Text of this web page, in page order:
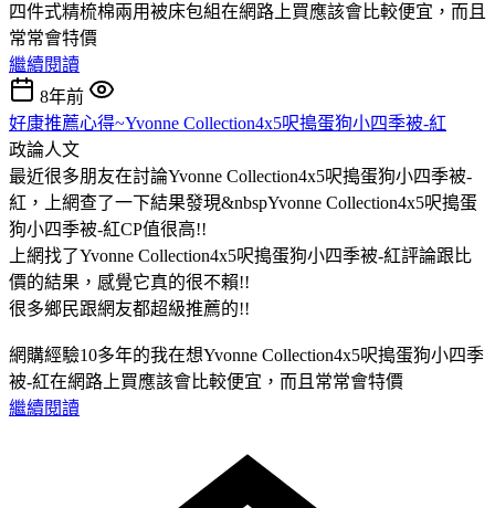
四件式精梳棉兩用被床包組在網路上買應該會比較便宜，而且
常常會特價
繼續閱讀
8年前
好康推薦心得~Yvonne Collection4x5呎搗蛋狗小四季被-紅
政論人文
最近很多朋友在討論Yvonne Collection4x5呎搗蛋狗小四季被-
紅，上網查了一下結果發現&nbspYvonne Collection4x5呎搗蛋
狗小四季被-紅CP值很高!!
上網找了Yvonne Collection4x5呎搗蛋狗小四季被-紅評論跟比
價的結果，感覺它真的很不賴!!
很多鄉民跟網友都超級推薦的!!
網購經驗10多年的我在想Yvonne Collection4x5呎搗蛋狗小四季
被-紅在網路上買應該會比較便宜，而且常常會特價
繼續閱讀